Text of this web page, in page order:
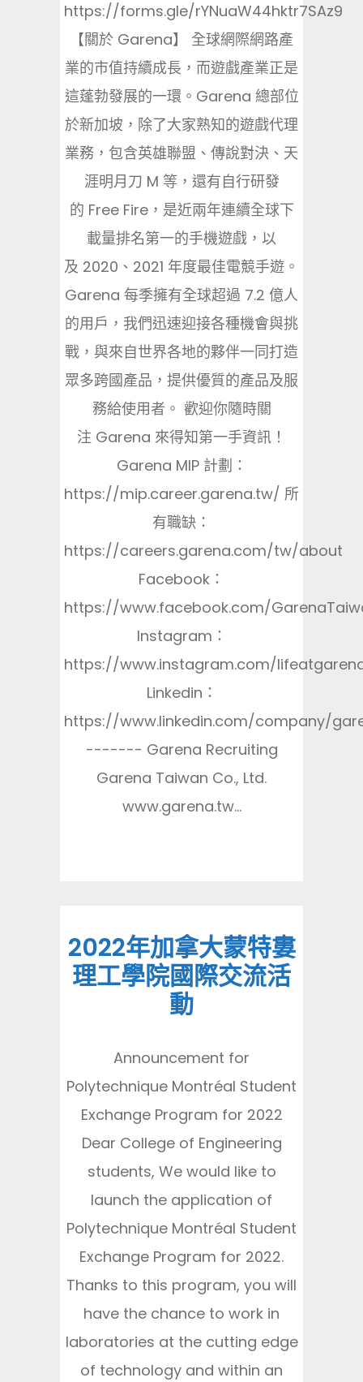
https://forms.gle/rYNuaW44hktr7SAz9
【關於 Garena】 全球網際網路產
業的市值持續成長，而遊戲產業正是
這蓬勃發展的一環。Garena 總部位
於新加坡，除了大家熟知的遊戲代理
業務，包含英雄聯盟、傳說對決、天
涯明月刀 M 等，還有自行研發
的 Free Fire，是近兩年連續全球下
載量排名第一的手機遊戲，以
及 2020、2021 年度最佳電競手遊。
Garena 每季擁有全球超過 7.2 億人
的用戶，我們迅速迎接各種機會與挑
戰，與來自世界各地的夥伴一同打造
眾多跨國產品，提供優質的產品及服
務給使用者。 歡迎你隨時關
注 Garena 來得知第一手資訊！
Garena MIP 計劃：
https://mip.career.garena.tw/ 所
有職缺：
https://careers.garena.com/tw/about
Facebook：
https://www.facebook.com/
Instagram：
https://www.instagram.com/
Linkedin：
https://www.linkedin.com/company/
------- Garena Recruiting
Garena Taiwan Co., Ltd.
www.garena.tw...
2022年加拿大蒙特婁
理工學院國際交流活
動
Announcement for
Polytechnique Montréal Student
Exchange Program for 2022
Dear College of Engineering
students, We would like to
launch the application of
Polytechnique Montréal Student
Exchange Program for 2022.
Thanks to this program, you will
have the chance to work in
laboratories at the cutting edge
of technology and within an